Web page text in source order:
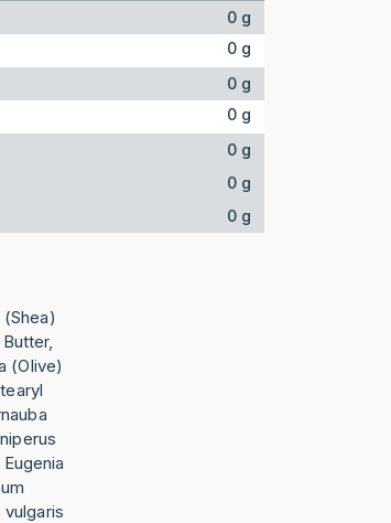
0 g
0 g
0 g
0 g
0 g
0 g
0 g
(Olive)